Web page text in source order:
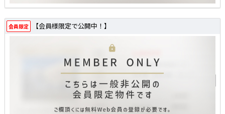
会員限定 【会員様限定で公開中！】